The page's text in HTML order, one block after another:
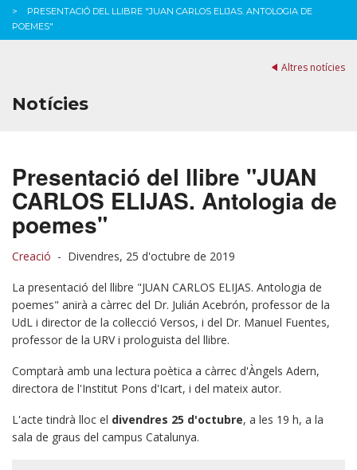
PRESENTACIÓ DEL LLIBRE "JUAN CARLOS ELIJAS. ANTOLOGIA DE
POEMES"
Altres notícies
Notícies
Presentació del llibre "JUAN
CARLOS ELIJAS. Antologia de
poemes"
Creació - Divendres, 25 d'octubre de 2019
La presentació del llibre "JUAN CARLOS ELIJAS. Antologia de
poemes" anirà a càrrec del Dr. Julián Acebrón, professor de la
UdL i director de la col·lecció Versos, i del Dr. Manuel Fuentes,
professor de la URV i prologuista del llibre.
Comptarà amb una lectura poètica a càrrec d'Àngels Adern,
directora de l'Institut Pons d'Icart, i del mateix autor.
L'acte tindrà lloc el divendres 25 d'octubre, a les 19 h, a la
sala de graus del campus Catalunya.